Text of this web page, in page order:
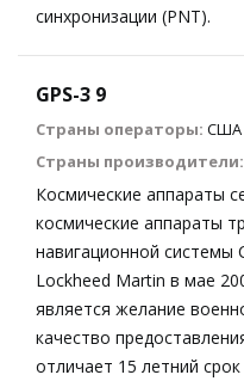
синхронизации (PNT).
GPS-3 9
Страны операторы: США
Страны производители:
Космические аппараты
космические аппараты
навигационной
Lockheed Martin в мае
является желание
качество
отличает 15 летний